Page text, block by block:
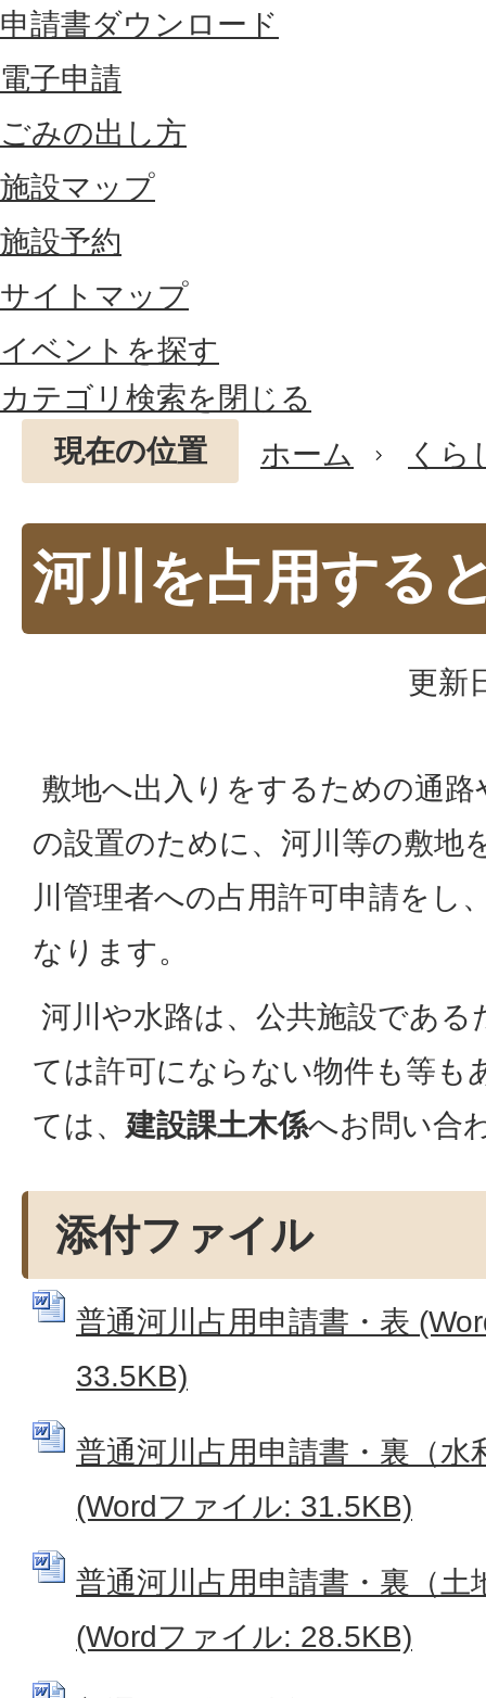
申請書ダウンロード
電子申請
ごみの出し方
施設マップ
施設予約
サイトマップ
イベントを探す
カテゴリ検索を閉じる
現在の位置
ホーム くら
河川を占用する
更新
敷地へ出入りをするための通
の設置のために、河川等の敷地
川管理者への占用許可申請をし
なります。
河川や水路は、公共施設である
ては許可にならない物件も等も
ては、 建設課土木係へお問い合
添付ファイル
普通河川占用申請書・表
33.5KB)
普通河川占用申請書・裏（水
(Wordファイル: 31.5KB)
普通河川占用申請書・裏（土
(Wordファイル: 28.5KB)